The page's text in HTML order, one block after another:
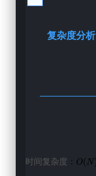
复杂度分析
时间复杂度 ：